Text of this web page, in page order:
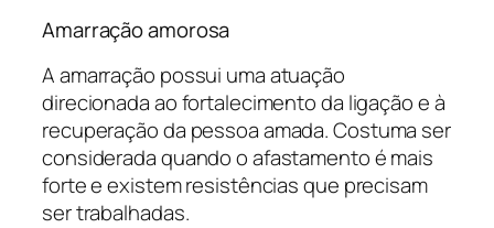
Amarração amorosa
A amarração possui uma atuação
direcionada ao fortalecimento da ligação e à
recuperação da pessoa amada. Costuma ser
considerada quando o afastamento é mais
forte e existem resistências que precisam
ser trabalhadas.